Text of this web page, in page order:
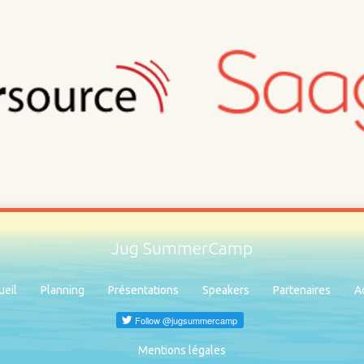
Jug SummerCamp
Planning Présentations Speakers Partenaires
Mentions légales